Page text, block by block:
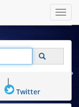
|
Twitter